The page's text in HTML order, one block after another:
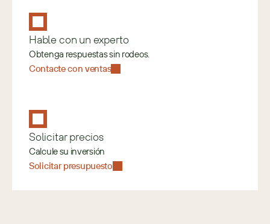
Hable con un experto
Obtenga respuestas sin rodeos.
Contacte con ventas
Solicitar precios
Calcule su inversión
Solicitar presupuesto